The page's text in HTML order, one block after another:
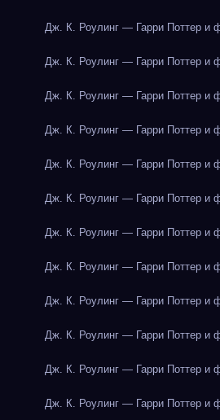
Дж. К. Роулинг — Гарри Поттер и
Дж. К. Роулинг — Гарри Поттер и
Дж. К. Роулинг — Гарри Поттер и
Дж. К. Роулинг — Гарри Поттер и
Дж. К. Роулинг — Гарри Поттер и
Дж. К. Роулинг — Гарри Поттер и
Дж. К. Роулинг — Гарри Поттер и
Дж. К. Роулинг — Гарри Поттер и
Дж. К. Роулинг — Гарри Поттер и
Дж. К. Роулинг — Гарри Поттер и
Дж. К. Роулинг — Гарри Поттер и
Дж. К. Роулинг — Гарри Поттер и